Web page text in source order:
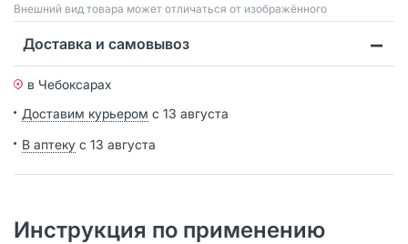
Bнешний вид товара может отличаться от изображённого
Доставка и самовывоз
в Чебоксарах
Доставим курьером с 13 августа
В аптеку с 13 августа
Инструкция по применению